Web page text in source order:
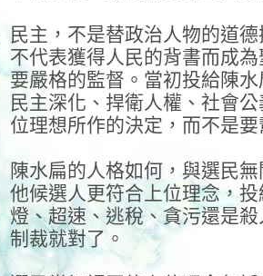
民主，不是替政治人物的道
不代表獲得人民的背書而成
要嚴格的監督。當初投給陳
民主深化、捍衛人權、社會
位理想所作的決定，而不是
陳水扁的人格如何，與選民
他候選人更符合上位理念，
燈、超速、逃稅、貪污還是
制裁就對了。